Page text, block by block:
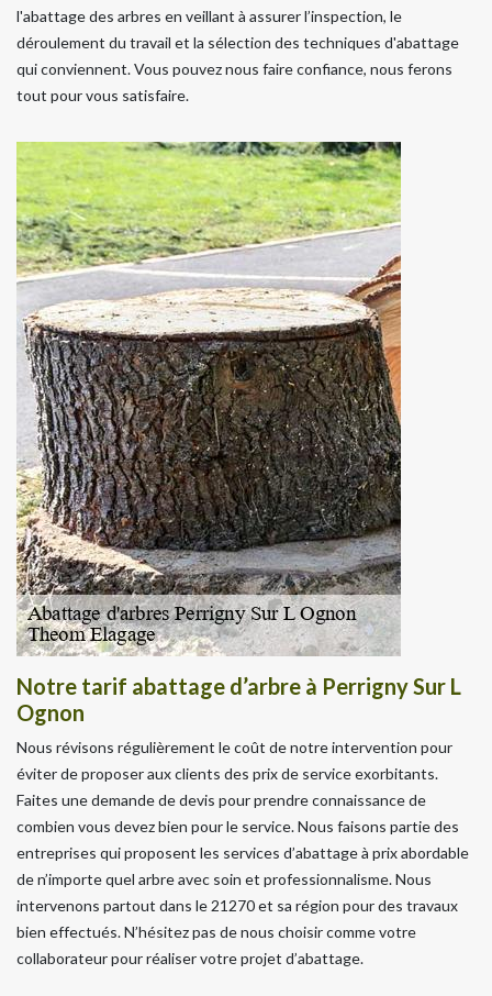
l'abattage des arbres en veillant à assurer l’inspection, le
déroulement du travail et la sélection des techniques d'abattage
qui conviennent. Vous pouvez nous faire confiance, nous ferons
tout pour vous satisfaire.
Notre tarif abattage d’arbre à Perrigny Sur L
Ognon
Nous révisons régulièrement le coût de notre intervention pour
éviter de proposer aux clients des prix de service exorbitants.
Faites une demande de devis pour prendre connaissance de
combien vous devez bien pour le service. Nous faisons partie des
entreprises qui proposent les services d’abattage à prix abordable
de n’importe quel arbre avec soin et professionnalisme. Nous
intervenons partout dans le 21270 et sa région pour des travaux
bien effectués. N’hésitez pas de nous choisir comme votre
collaborateur pour réaliser votre projet d’abattage.